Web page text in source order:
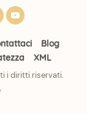
Blog
XML
i diritti riservati.